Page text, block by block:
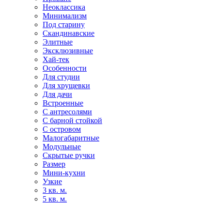
Неоклассика
Минимализм
Под старину
Скандинавские
Элитные
Эксклюзивные
Хай-тек
Особенности
Для студии
Для хрущевки
Для дачи
Встроенные
С антресолями
С барной стойкой
С островом
Малогабаритные
Модульные
Скрытые ручки
Размер
Мини-кухни
Узкие
3 кв. м.
5 кв. м.